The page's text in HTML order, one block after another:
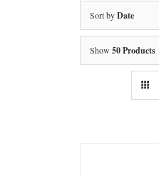
Sort byDate
Show 50 Products